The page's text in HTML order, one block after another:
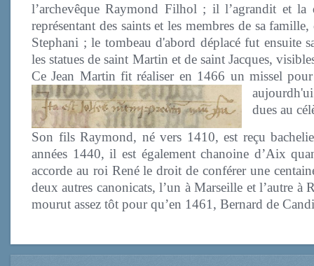
l’archevêque Raymond Filhol ; il l’agrandit et la
représentant des saints et les membres de sa
Stephani ; le tombeau d'abord déplacé fut ensuite
les statues de saint Martin et de saint Jacques,
Ce Jean Martin fit réaliser en 1466 un missel
dues au
Son fils Raymond, né vers 1410, est reçu
années 1440, il est également chanoine d’Aix
accorde au roi René le droit de conférer une
deux autres canonicats, l’un à Marseille et l’autre
mourut assez tôt pour qu’en 1461, Bernard de